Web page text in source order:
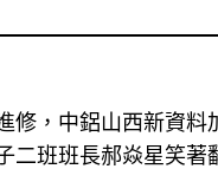
修，中鋁山西新資料
二班班長郝焱星笑著